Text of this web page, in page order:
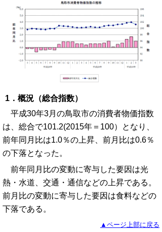
1．概況（総合指数）
平成30年3月の鳥取市の消費者物価指数
は、総合で101.2(2015年＝100）となり、
前年同月比は1.0％の上昇、前月比は0.6％
の下落となった。
前年同月比の変動に寄与した要因は光
熱・水道、交通・通信などの上昇である。
前月比の変動に寄与した要因は食料などの
下落である。
▲ページ上部に戻る